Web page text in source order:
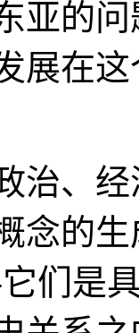
亚的
展在
治、
念的
们是